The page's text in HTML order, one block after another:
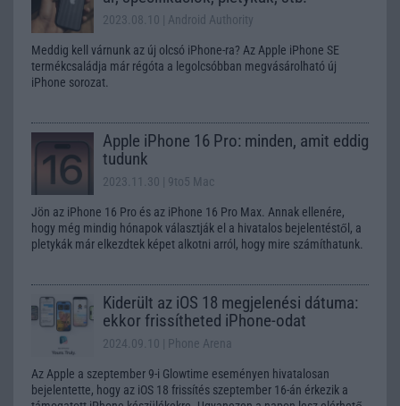
2023.08.10 | Android Authority
Meddig kell várnunk az új olcsó iPhone-ra? Az Apple iPhone SE
termékcsaládja már régóta a legolcsóbban megvásárolható új
iPhone sorozat.
Apple iPhone 16 Pro: minden, amit eddig
tudunk
2023.11.30 | 9to5 Mac
Jön az iPhone 16 Pro és az iPhone 16 Pro Max. Annak ellenére,
hogy még mindig hónapok választják el a hivatalos bejelentéstől, a
pletykák már elkezdtek képet alkotni arról, hogy mire számíthatunk.
Kiderült az iOS 18 megjelenési dátuma:
ekkor frissítheted iPhone-odat
2024.09.10 | Phone Arena
Az Apple a szeptember 9-i Glowtime eseményen hivatalosan
bejelentette, hogy az iOS 18 frissítés szeptember 16-án érkezik a